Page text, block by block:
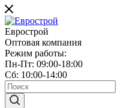
Еврострой
Оптовая компания
Режим работы:
Пн-Пт: 09:00-18:00
Сб: 10:00-14:00